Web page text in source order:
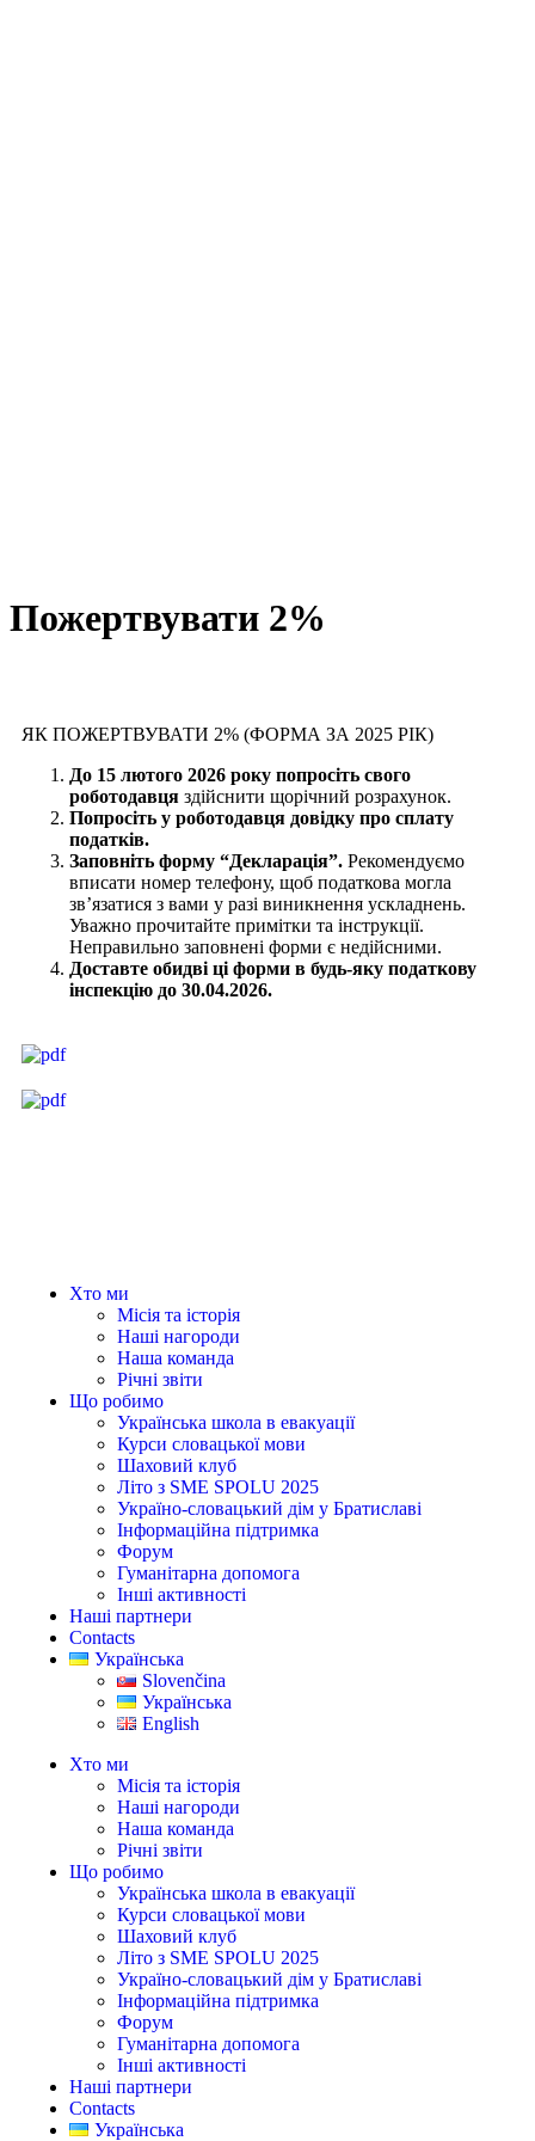
Пожертвувати 2%
ЯК ПОЖЕРТВУВАТИ 2% (ФОРМА ЗА 2025 РІК)
До 15 лютого 2026 року попросіть свого
роботодавця здійснити щорічний розрахунок.
Попросіть у роботодавця довідку про сплату
податків.
Заповніть форму “Декларація”. Рекомендуємо
вписати номер телефону, щоб податкова могла
зв’язатися з вами у разі виникнення ускладнень.
Уважно прочитайте примітки та інструкції.
Неправильно заповнені форми є недійсними.
Доставте обидві ці форми в будь-яку податкову
інспекцію до 30.04.2026.
Хто ми
Місія та історія
Наші нагороди
Наша команда
Річні звіти
Що робимо
Українська школа в евакуації
Курси словацької мови
Шаховий клуб
Літо з SME SPOLU 2025
Україно-словацький дім у Братиславі
Інформаційна підтримка
Форум
Гуманітарна допомога
Інші активності
Наші партнери
Contacts
Українська
Slovenčina
Українська
English
Хто ми
Місія та історія
Наші нагороди
Наша команда
Річні звіти
Що робимо
Українська школа в евакуації
Курси словацької мови
Шаховий клуб
Літо з SME SPOLU 2025
Україно-словацький дім у Братиславі
Інформаційна підтримка
Форум
Гуманітарна допомога
Інші активності
Наші партнери
Contacts
Українська